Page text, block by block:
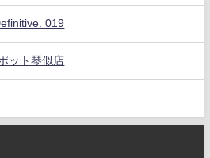
019
ット琴似店